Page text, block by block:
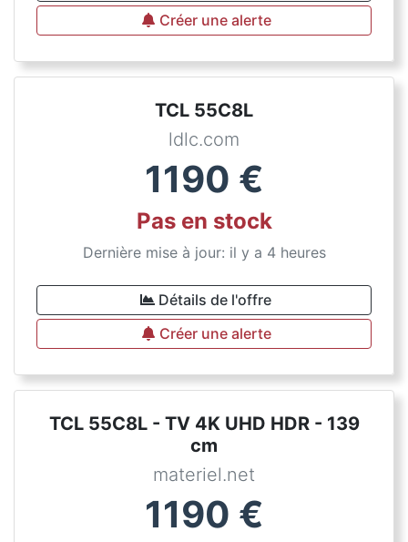
Créer une alerte
TCL 55C8L
ldlc.com
1190 €
Pas en stock
Dernière mise à jour: il y a 4 heures
Détails de l'offre
Créer une alerte
TCL 55C8L - TV 4K UHD HDR - 139
cm
materiel.net
1190 €